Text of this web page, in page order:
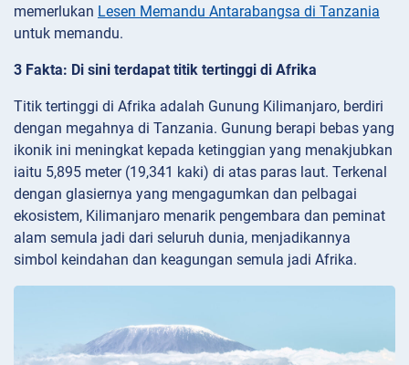
memerlukan Lesen Memandu Antarabangsa di Tanzania
untuk memandu.
3 Fakta: Di sini terdapat titik tertinggi di Afrika
Titik tertinggi di Afrika adalah Gunung Kilimanjaro, berdiri
dengan megahnya di Tanzania. Gunung berapi bebas yang
ikonik ini meningkat kepada ketinggian yang menakjubkan
iaitu 5,895 meter (19,341 kaki) di atas paras laut. Terkenal
dengan glasiernya yang mengagumkan dan pelbagai
ekosistem, Kilimanjaro menarik pengembara dan peminat
alam semula jadi dari seluruh dunia, menjadikannya
simbol keindahan dan keagungan semula jadi Afrika.